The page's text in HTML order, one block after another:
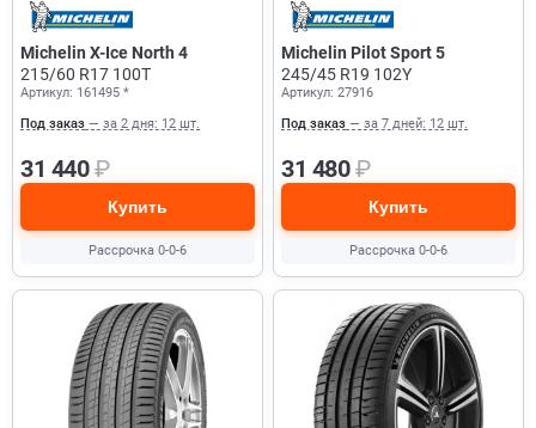
Michelin X-Ice North 4
215/60 R17 100T
Артикул: 161495 *
Под заказ — за 2 дня: 12 шт.
31 440₽
Купить
Рассрочка 0-0-6
Michelin Pilot Sport 5
245/45 R19 102Y
Артикул: 27916
Под заказ — за 7 дней: 12 шт.
31 480₽
Купить
Рассрочка 0-0-6